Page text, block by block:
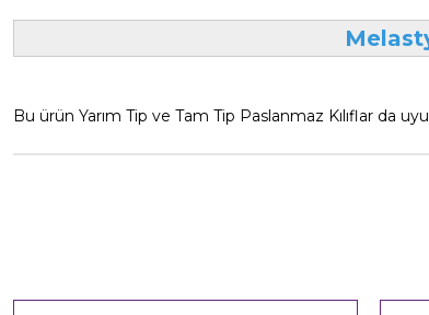
Bu ürün Yarım Tip ve Tam Tip Paslanmaz Kılıflar da